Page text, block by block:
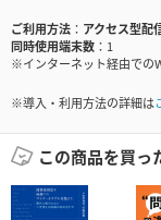
ご利用方法
アクセス型配
同時使用端末数
1
※インターネット経由での
※導入・利用方法の詳細は
この商品を買っ